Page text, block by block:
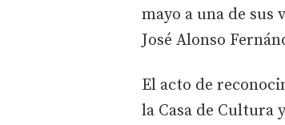
mayo a una de
José Alonso
El acto de
la Casa de Cultura